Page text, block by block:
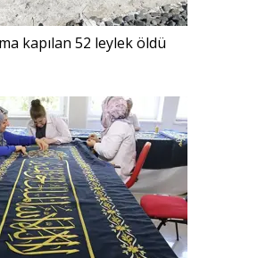
kapılan 52 leylek öldü